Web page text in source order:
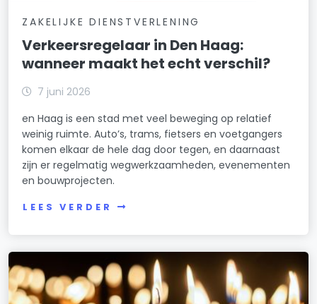
ZAKELIJKE DIENSTVERLENING
Verkeersregelaar in Den Haag:
wanneer maakt het echt verschil?
7 juni 2026
en Haag is een stad met veel beweging op relatief
weinig ruimte. Auto’s, trams, fietsers en voetgangers
komen elkaar de hele dag door tegen, en daarnaast
zijn er regelmatig wegwerkzaamheden, evenementen
en bouwprojecten.
LEES VERDER